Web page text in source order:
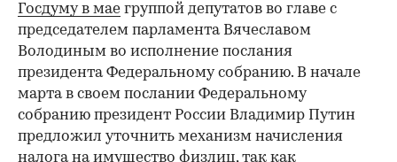
Госдуму в мае группой депутатов во главе с
председателем парламента Вячеславом
Володиным во исполнение послания
президента Федеральному собранию. В начале
марта в своем послании Федеральному
собранию президент России Владимир Путин
предложил уточнить механизм начисления
налога на имущество физлиц, так как